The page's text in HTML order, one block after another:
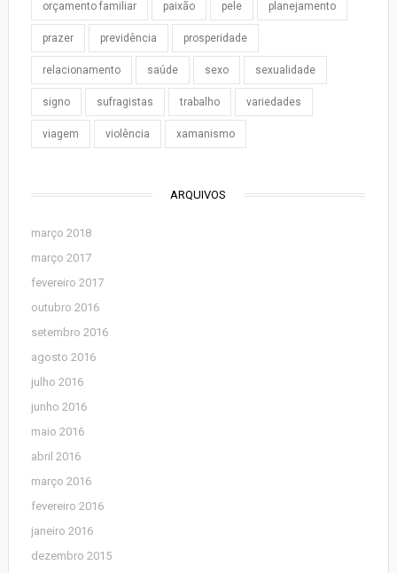
orçamento familiar paixão pele planejamento
prazer previdência prosperidade
relacionamento saúde sexo sexualidade
signo sufragistas trabalho variedades
viagem violência xamanismo
ARQUIVOS
março 2018
março 2017
fevereiro 2017
outubro 2016
setembro 2016
agosto 2016
julho 2016
junho 2016
maio 2016
abril 2016
março 2016
fevereiro 2016
janeiro 2016
dezembro 2015